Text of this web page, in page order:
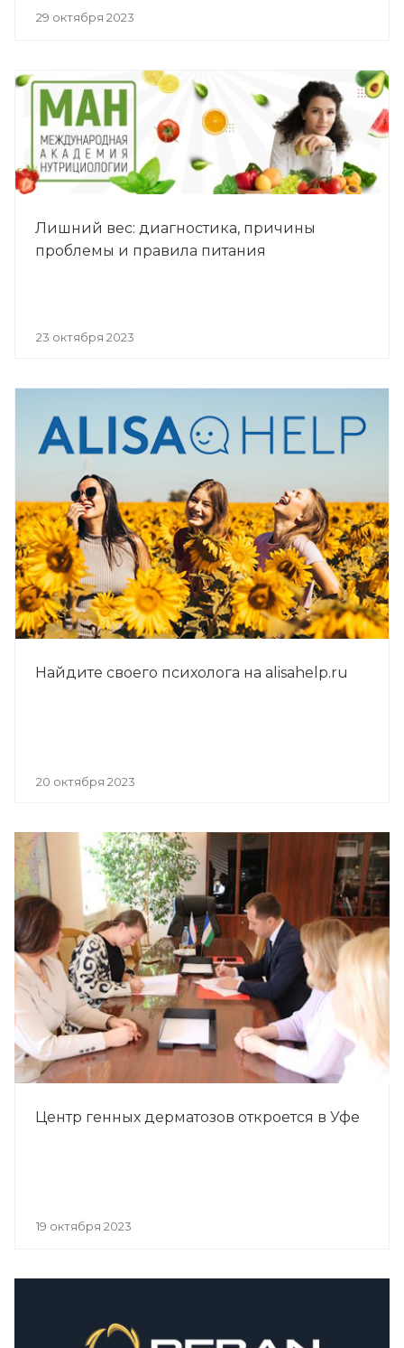
29 октября 2023
Лишний вес: диагностика, причины
проблемы и правила питания
23 октября 2023
Найдите своего психолога на alisahelp.ru
20 октября 2023
Центр генных дерматозов откроется в Уфе
19 октября 2023